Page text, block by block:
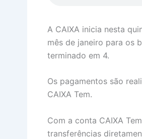
A CAIXA inicia nesta
mês de janeiro para os
terminado em 4.
Os pagamentos são
CAIXA Tem.
Com a conta CAIXA
transferências